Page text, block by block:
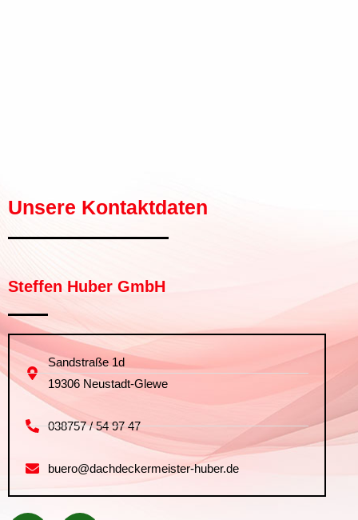
Unsere Kontaktdaten
Steffen Huber GmbH
Sandstraße 1d
19306 Neustadt-Glewe
038757 / 54 97 47
buero@dachdeckermeister-huber.de